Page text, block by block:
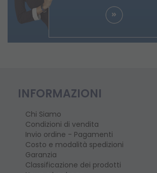
INFORMAZIONI
Chi Siamo
Condizioni di vendita
Invio ordine - Pagamenti
Costo e modalità spedizioni
Garanzia
Classificazione dei prodotti